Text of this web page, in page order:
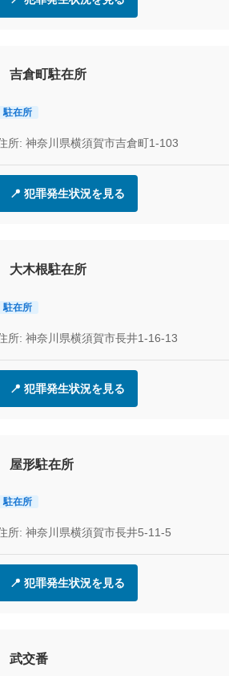
吉倉町駐在所
駐在所
所: 神奈川県横須賀市吉倉町1-103
📍 犯罪発生状況を見る
大木根駐在所
駐在所
所: 神奈川県横須賀市長井1-16-13
📍 犯罪発生状況を見る
屋形駐在所
駐在所
所: 神奈川県横須賀市長井5-11-5
📍 犯罪発生状況を見る
武交番